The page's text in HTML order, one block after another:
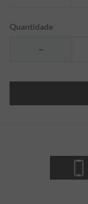
Quantidade
－